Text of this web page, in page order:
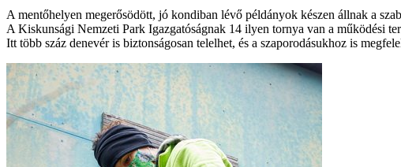
A mentőhelyen megerősödött, jó kondiban lévő példányok készen állnak a
A Kiskunsági Nemzeti Park Igazgatóságnak 14 ilyen tornya van a működési
Itt több száz denevér is biztonságosan telelhet, és a szaporodásukhoz is